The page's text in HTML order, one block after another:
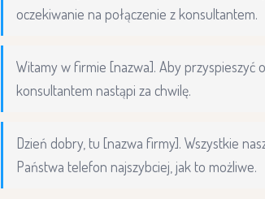
oczekiwanie na połączenie z konsultantem.
Witamy w firmie [nazwa]. Aby przyspieszyć
konsultantem nastąpi za chwilę.
Dzień dobry, tu [nazwa firmy]. Wszystkie
Państwa telefon najszybciej, jak to możliwe.